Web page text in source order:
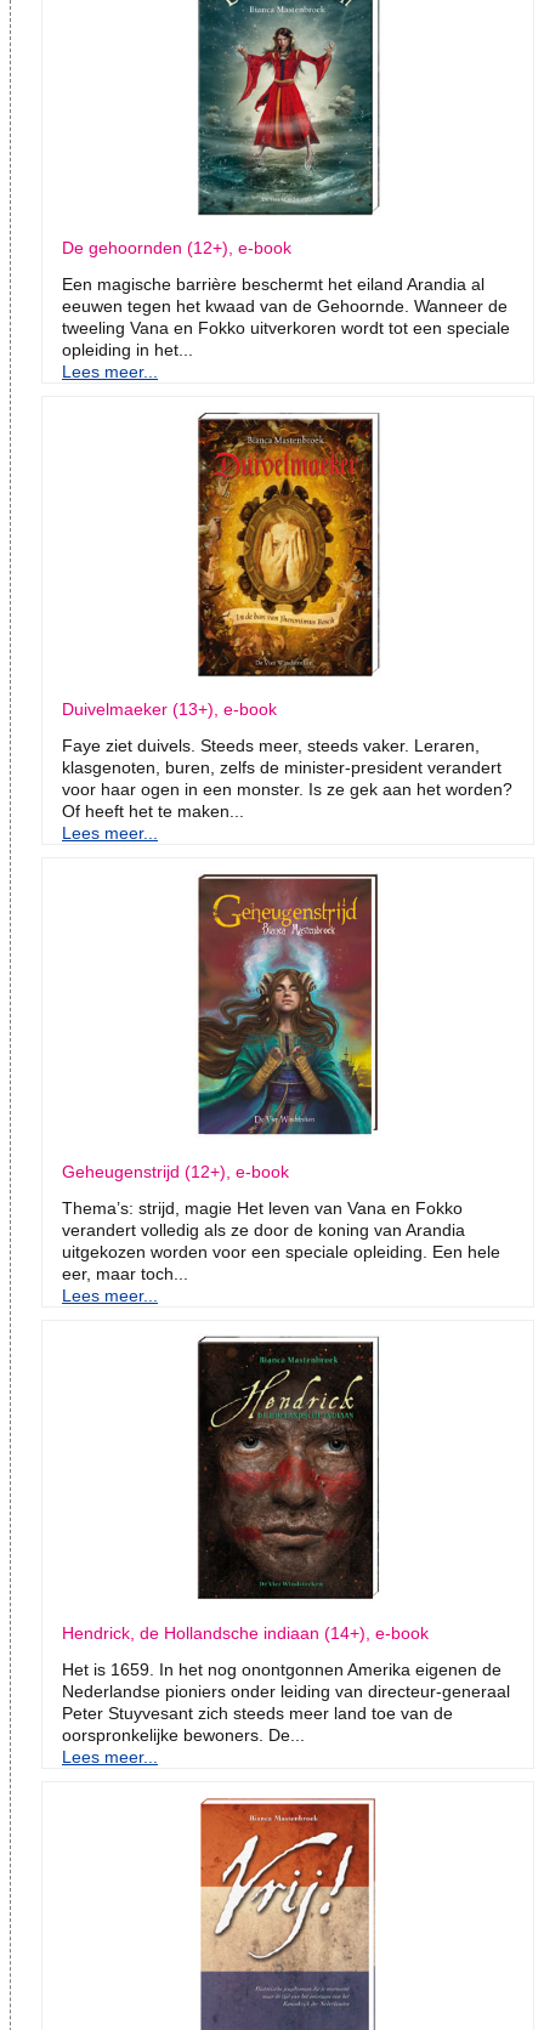
De gehoornden (12+), e-book
Een magische barrière beschermt het eiland Arandia al
eeuwen tegen het kwaad van de Gehoornde. Wanneer de
tweeling Vana en Fokko uitverkoren wordt tot een speciale
opleiding in het...
Lees meer...
Duivelmaeker (13+), e-book
Faye ziet duivels. Steeds meer, steeds vaker. Leraren,
klasgenoten, buren, zelfs de minister-president verandert
voor haar ogen in een monster. Is ze gek aan het worden?
Of heeft het te maken...
Lees meer...
Geheugenstrijd (12+), e-book
Thema’s: strijd, magie Het leven van Vana en Fokko
verandert volledig als ze door de koning van Arandia
uitgekozen worden voor een speciale opleiding. Een hele
eer, maar toch...
Lees meer...
Hendrick, de Hollandsche indiaan (14+), e-book
Het is 1659. In het nog onontgonnen Amerika eigenen de
Nederlandse pioniers onder leiding van directeur-generaal
Peter Stuyvesant zich steeds meer land toe van de
oorspronkelijke bewoners. De...
Lees meer...